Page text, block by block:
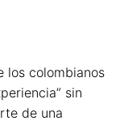
los colombianos
sin
de una